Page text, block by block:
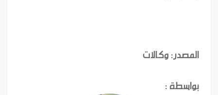
المصدر: وكالات
بواسطة :